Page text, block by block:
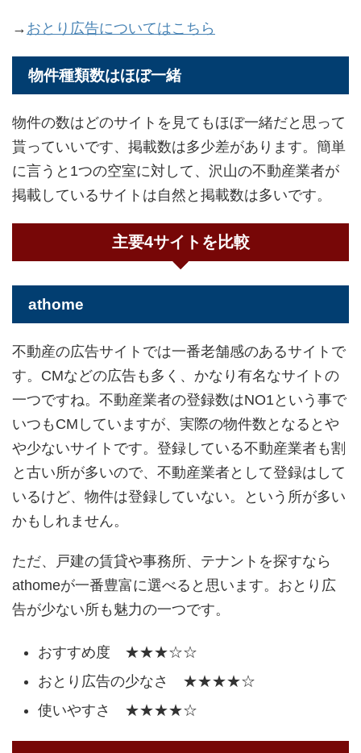
→ おとり広告についてはこちら
物件種類数はほぼ一緒
物件の数はどのサイトを見てもほぼ一緒だと思って
貰っていいです、掲載数は多少差があります。簡単
に言うと1つの空室に対して、沢山の不動産業者が
掲載しているサイトは自然と掲載数は多いです。
主要4サイトを比較
athome
不動産の広告サイトでは一番老舗感のあるサイトで
す。CMなどの広告も多く、かなり有名なサイトの
一つですね。不動産業者の登録数はNO1という事で
いつもCMしていますが、実際の物件数となるとや
や少ないサイトです。登録している不動産業者も割
と古い所が多いので、不動産業者として登録はして
いるけど、物件は登録していない。という所が多い
かもしれません。
ただ、戸建の賃貸や事務所、テナントを探すなら
athomeが一番豊富に選べると思います。おとり広
告が少ない所も魅力の一つです。
おすすめ度 ★★★☆☆
おとり広告の少なさ ★★★★☆
使いやすさ ★★★★☆